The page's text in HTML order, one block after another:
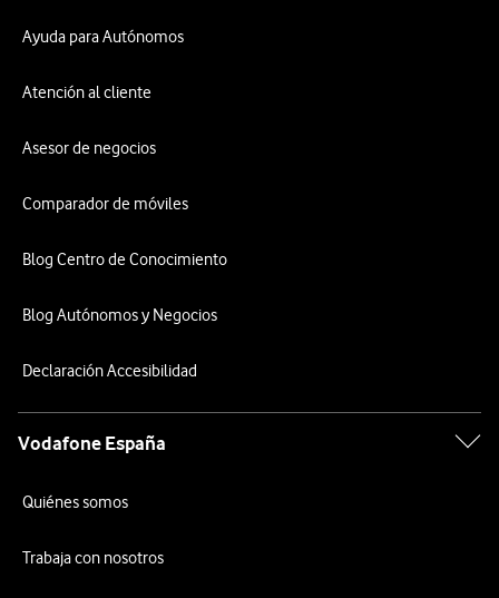
Ayuda para Autónomos
Atención al cliente
Asesor de negocios
Comparador de móviles
Blog Centro de Conocimiento
Blog Autónomos y Negocios
Declaración Accesibilidad
Vodafone España
Quiénes somos
Trabaja con nosotros